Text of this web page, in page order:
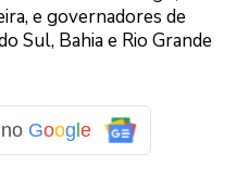
e governadores de
Sul, Bahia e Rio Grande
Google